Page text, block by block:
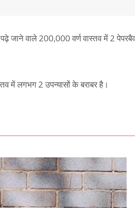
जाने वाले 200,000 वर्ण वास्तव में 2
में लगभग 2 उपन्यासों के बराबर है।